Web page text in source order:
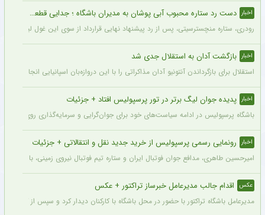
اخبار دست رد ستاره محبوب آبی پوشان به مدیران باشگاه ؛ جدایی قطعی است !
رودری، ستاره منچسترسیتی، پس از رد پیشنهاد نهایی قرارداد از سوی این غول لیگ
اخبار بازگشت آدان به استقلال جدی شد
استقلال برای بازگرداندن آنتونیو آدان مذاکراتی را با این دروازه‌بان اسپانیایی انجام داده و قرار است مذاکرات اوایل هفته نهایی
اخبار پدیده جوان لیگ برتر در تور پرسپولیس افتاد + جزئیات
باشگاه پرسپولیس در ادامه سیاست‌های خود برای جوان‌گرایی و سرمایه‌گذاری روی استعدادهای آینده فوتبال
اخبار رونمایی رسمی پرسپولیس از خرید جدید نقل و انتقالاتی + جزئیات
امیرحسین طاهری، مدافع جوان فوتبال ایران و ستاره تیم فوتبال نیروی زمینی، با
عکس اقدام جالب مدیرعامل خبرساز تراکتور + عکس
مدیرعامل باشگاه تراکتور با حضور در محل باشگاه با کارکنان دیدار کرد و سپس از کمپ